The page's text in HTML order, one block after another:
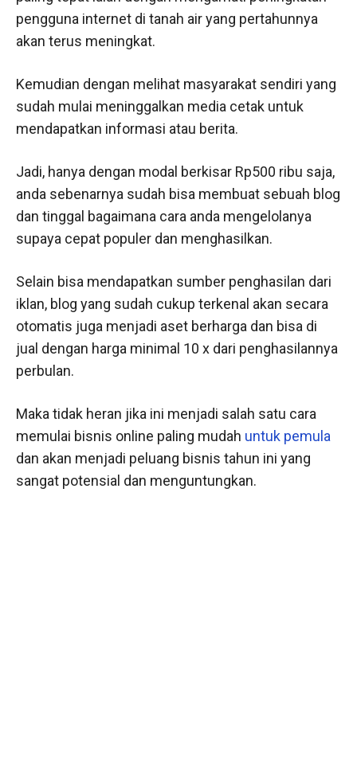
pengguna internet di tanah air yang pertahunnya
akan terus meningkat.
Kemudian dengan melihat masyarakat sendiri yang
sudah mulai meninggalkan media cetak untuk
mendapatkan informasi atau berita.
Jadi, hanya dengan modal berkisar Rp500 ribu saja,
anda sebenarnya sudah bisa membuat sebuah blog
dan tinggal bagaimana cara anda mengelolanya
supaya cepat populer dan menghasilkan.
Selain bisa mendapatkan sumber penghasilan dari
iklan, blog yang sudah cukup terkenal akan secara
otomatis juga menjadi aset berharga dan bisa di
jual dengan harga minimal 10 x dari penghasilannya
perbulan.
Maka tidak heran jika ini menjadi salah satu cara
memulai bisnis online paling mudah untuk pemula
dan akan menjadi peluang bisnis tahun ini yang
sangat potensial dan menguntungkan.